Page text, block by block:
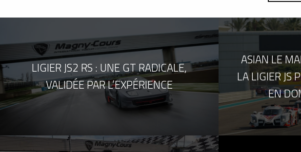
LIGIER JS2 RS : UNE GT RADICALE,
VALIDÉE PAR L’EXPÉRIENCE
ASIAN LE
LA LIGIER JS
EN